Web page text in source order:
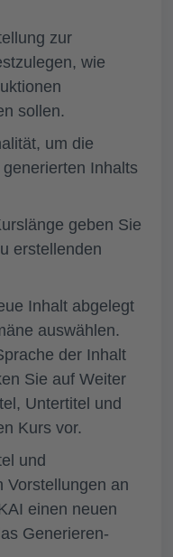
zur
wie
sollen.
, um die
Inhalts
geben Sie
erstellenden
Inhalt abgelegt
auswählen.
der Inhalt
Sie auf Weiter
Untertitel und
Kurs vor.
und
Vorstellungen an
einen neuen
Generieren-